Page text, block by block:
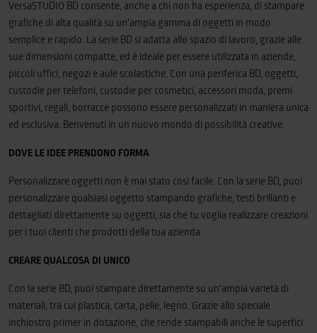
prestazioni. Tra queste, c'è la funzione di pulizia automatica, che elimina
impurità e residui dalla superficie della testina di stampa.Attenzione: al
momento dell’acquisto necessario scegliere tra inchiostro lucido o
primer, la scelta è definitiva e non può essere modificata
successivamente.Calcolatore ROI ▶
https://bit.ly/44P0EYD[Contattaci per conoscere le ultime offerte e
promozioni Roland]
VersaSTUDIO BD consente, anche a chi non ha esperienza, di stampare
grafiche di alta qualità su un'ampia gamma di oggetti in modo
semplice e rapido. La serie BD si adatta allo spazio di lavoro, grazie alle
sue dimensioni compatte, ed è ideale per essere utilizzata in aziende,
piccoli uffici, negozi e aule scolastiche. Con una periferica BD, oggetti,
custodie per telefoni, custodie per cosmetici, accessori moda, premi
sportivi, regali, borracce possono essere personalizzati in maniera unica
ed esclusiva. Benvenuti in un nuovo mondo di possibilità creative.
DOVE LE IDEE PRENDONO FORMA
Personalizzare oggetti non è mai stato così facile. Con la serie BD, puoi
personalizzare qualsiasi oggetto stampando grafiche, testi brillanti e
dettagliati direttamente su oggetti, sia che tu voglia realizzare creazioni
per i tuoi clienti che prodotti della tua azienda.
CREARE QUALCOSA DI UNICO
Con la serie BD, puoi stampare direttamente su un'ampia varietà di
materiali, tra cui plastica, carta, pelle, legno. Grazie allo speciale
inchiostro primer in dotazione, che rende stampabili anche le superfici